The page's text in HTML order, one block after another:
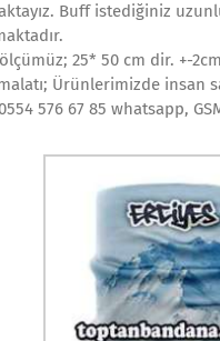
Buff istediğiniz
25* 50 cm dir. +-
Ürünlerimizde insan
576 67 85 whatsapp,